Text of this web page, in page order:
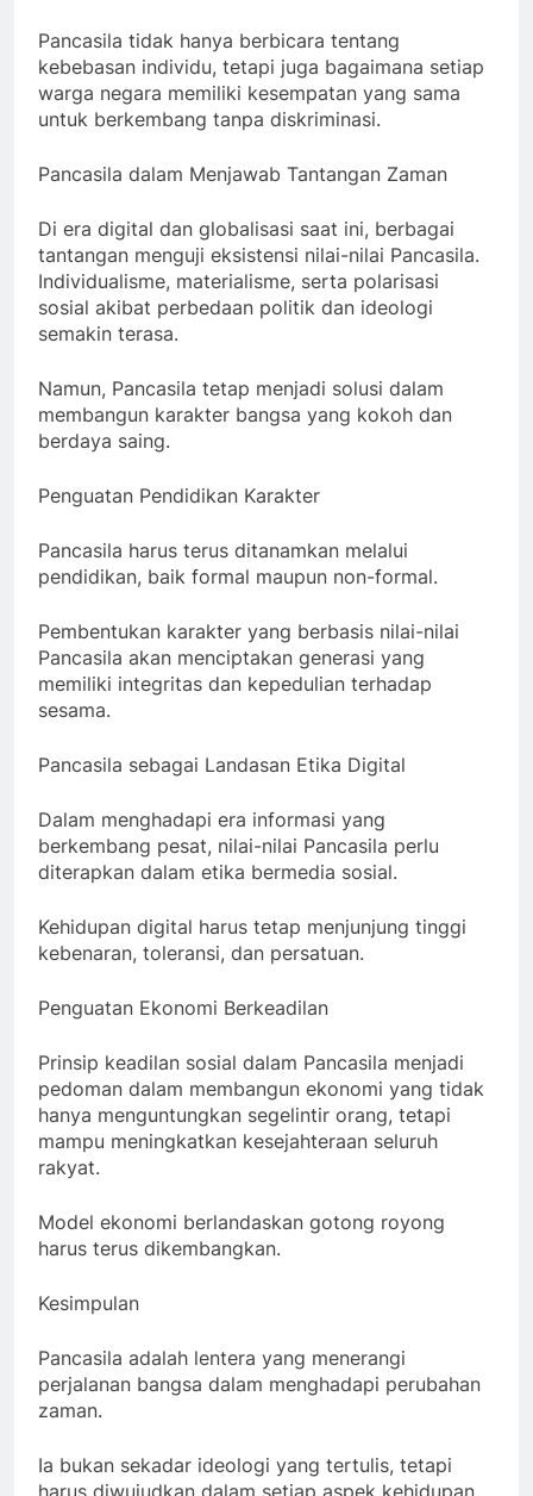
Pancasila tidak hanya berbicara tentang
kebebasan individu, tetapi juga bagaimana setiap
warga negara memiliki kesempatan yang sama
untuk berkembang tanpa diskriminasi.
Pancasila dalam Menjawab Tantangan Zaman
Di era digital dan globalisasi saat ini, berbagai
tantangan menguji eksistensi nilai-nilai Pancasila.
Individualisme, materialisme, serta polarisasi
sosial akibat perbedaan politik dan ideologi
semakin terasa.
Namun, Pancasila tetap menjadi solusi dalam
membangun karakter bangsa yang kokoh dan
berdaya saing.
Penguatan Pendidikan Karakter
Pancasila harus terus ditanamkan melalui
pendidikan, baik formal maupun non-formal.
Pembentukan karakter yang berbasis nilai-nilai
Pancasila akan menciptakan generasi yang
memiliki integritas dan kepedulian terhadap
sesama.
Pancasila sebagai Landasan Etika Digital
Dalam menghadapi era informasi yang
berkembang pesat, nilai-nilai Pancasila perlu
diterapkan dalam etika bermedia sosial.
Kehidupan digital harus tetap menjunjung tinggi
kebenaran, toleransi, dan persatuan.
Penguatan Ekonomi Berkeadilan
Prinsip keadilan sosial dalam Pancasila menjadi
pedoman dalam membangun ekonomi yang tidak
hanya menguntungkan segelintir orang, tetapi
mampu meningkatkan kesejahteraan seluruh
rakyat.
Model ekonomi berlandaskan gotong royong
harus terus dikembangkan.
Kesimpulan
Pancasila adalah lentera yang menerangi
perjalanan bangsa dalam menghadapi perubahan
zaman.
Ia bukan sekadar ideologi yang tertulis, tetapi